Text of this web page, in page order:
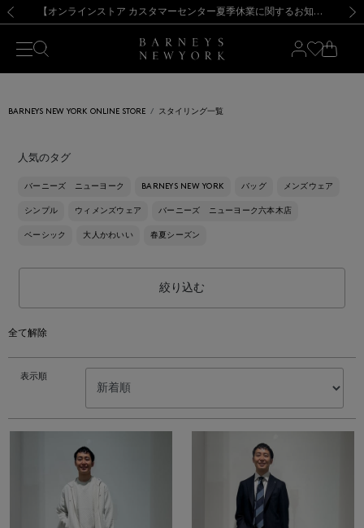
新規登録のお客様も対象！＜MY BARNEYS＞会員のお客様は11,000円（税込）以上のお買上げで常時送料無料！お買い物の際は会員登録を！
【夏季休業に伴う出荷一時停止のお知らせ】(2026.8.7) 【オンラインストア カスタマーセンター夏季休業に関するお知らせ】（2026.8.7）
【夏季休業に伴う返品・交換承り一時停止のお知らせ】（2026.8.5）
熊本県を中心とした地震の影響によるお荷物のお届けについて
【開催中】SUMMER SALEのご案内・ご注意事項 新規登録のお客様も対象！＜MY BARNEYS＞会員のお客様は11,000円（税込）以上のお買上げで常時送料無料！お買い物の際は会員登録を！
【夏季休業に伴う出荷一時停止のお知らせ】(2026.8.7)
BARNEYS NEW YORK ONLINE STORE スタイリング一覧
人気のタグ
バーニーズ ニューヨーク BARNEYS NEW YORK バッグ メンズウェア
シンプル ウィメンズウェア バーニーズ ニューヨーク六本木店
ベーシック 大人かわいい 春夏シーズン
絞り込む
全て解除
表示順